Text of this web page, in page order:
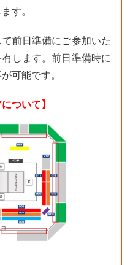
す。
前日準備にご参加いた
します。前日準備時に
可能です。
ついて】